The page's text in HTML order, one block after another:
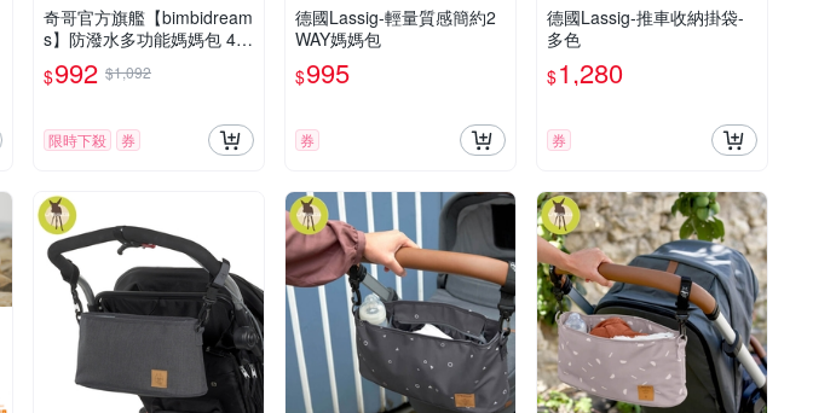
奇哥官方旗艦【bimbidream
s】防潑水多功能媽媽包 42x
32x5cm(後背包 育兒包 旅
行包 書包 外出包)
$992 $1,092
限時下殺 券
德國Lassig-輕量質感簡約2
WAY媽媽包
$995
券
德國Lassig-推車收納掛袋-
多色
$1,280
券